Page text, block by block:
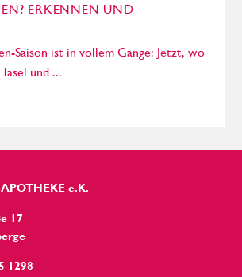
ERKENNEN UND
Saison ist in vollem Gange: Jetzt, wo
und ...
e.K.
17
1298